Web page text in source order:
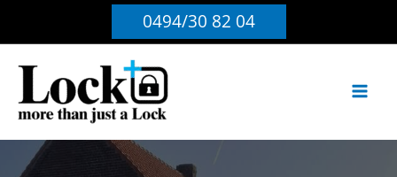
0494/30 82 04